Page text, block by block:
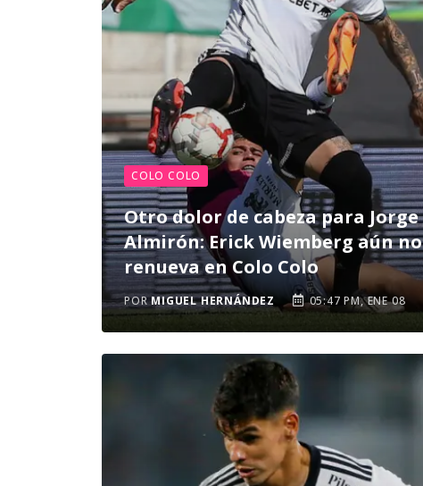
COLO COLO
Otro dolor de cabeza para Jorge
Almirón: Erick Wiemberg aún no
renueva en Colo Colo
PORMIGUEL HERNÁNDEZ 05:47 PM, ENE 08